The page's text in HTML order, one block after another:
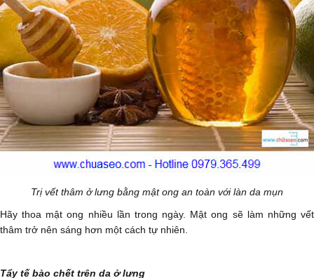
Trị vết thâm ở lưng bằng mật ong an toàn với làn da mụn
Hãy thoa mật ong nhiều lần trong ngày. Mật ong sẽ làm những vết
thâm trở nên sáng hơn một cách tự nhiên.
Tẩy tế bào chết trên da ở lưng